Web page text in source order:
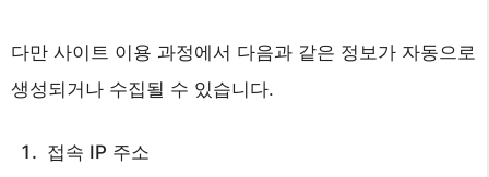
다만 사이트 이용 과정에서 다음과 같은 정보가 자동으로
생성되거나 수집될 수 있습니다.
접속 IP 주소